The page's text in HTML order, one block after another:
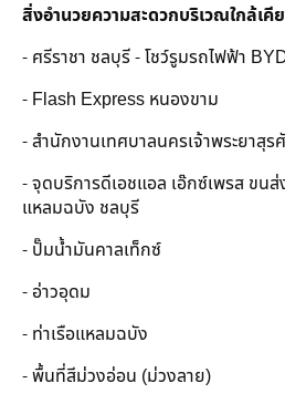
สิ่งอำนวยความสะดวกบริเวณใกล้เคี
- ศรีราชา ชลบุรี - โชว์รูมรถไฟฟ้า
- Flash Express หนองขาม
- สำนักงานเทศบาลนครเจ้าพระยาสุร
- จุดบริการดีเอชแอล เอ๊กซ์เพรส ขนส่
แหลมฉบัง ชลบุรี
- ปั๊มน้ำมันคาลเท็กซ์
- อ่าวอุดม
- ท่าเรือแหลมฉบัง
-พื้นที่สีม่วงอ่อน (ม่วงลาย)